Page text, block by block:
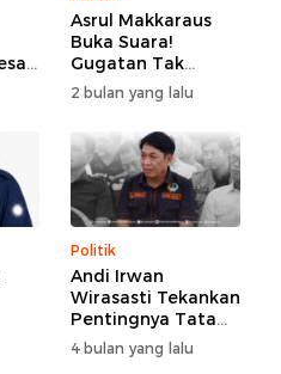
Asrul Makkaraus
Buka Suara!
Gugatan Tak
Hentikan Hak
Angket DPRD
2 bulan yang lalu
Politik
Andi Irwan
Wirasasti Tekankan
Pentingnya Tata
Kelola Terintegrasi
Sektor Peternakan
4 bulan yang lalu